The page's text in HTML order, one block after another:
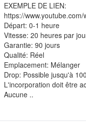
EXEMPLE DE LIEN:
https://www.youtube.com/
Départ: 0-1 heure
Vitesse: 20 heures par
Garantie: 90 jours
Qualité: Réel
Emplacement: Mélanger
Drop: Possible jusqu'à
L'incorporation doit être
Aucune ..